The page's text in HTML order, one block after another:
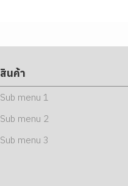
สินค้า
Sub menu 1
Sub menu 2
Sub menu 3